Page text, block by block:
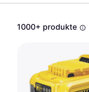
Ratenzahlung
Alle Shops
1000+ produkte